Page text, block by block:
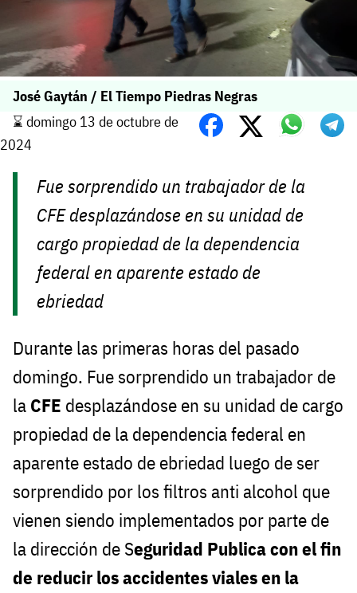
José Gaytán / El Tiempo Piedras Negras
⌛️ domingo 13 de octubre de
2024
Fue sorprendido un trabajador de la
CFE desplazándose en su unidad de
cargo propiedad de la dependencia
federal en aparente estado de
ebriedad
Durante las primeras horas del pasado
domingo. Fue sorprendido un trabajador de
la CFE desplazándose en su unidad de cargo
propiedad de la dependencia federal en
aparente estado de ebriedad luego de ser
sorprendido por los filtros anti alcohol que
vienen siendo implementados por parte de
la dirección de Seguridad Publica con el fin
de reducir los accidentes viales en la